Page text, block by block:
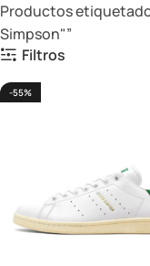
Productos
Simpson"”
Filtros
-55%